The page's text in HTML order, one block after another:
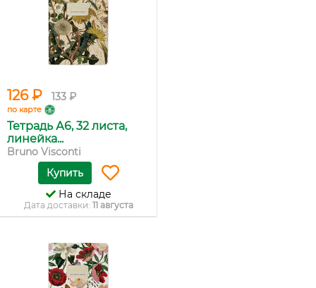
126 ₽ 133 ₽
по карте
Тетрадь А6, 32 листа,
линейка...
Bruno Visconti
Купить
На складе
Дата доставки: 11 августа